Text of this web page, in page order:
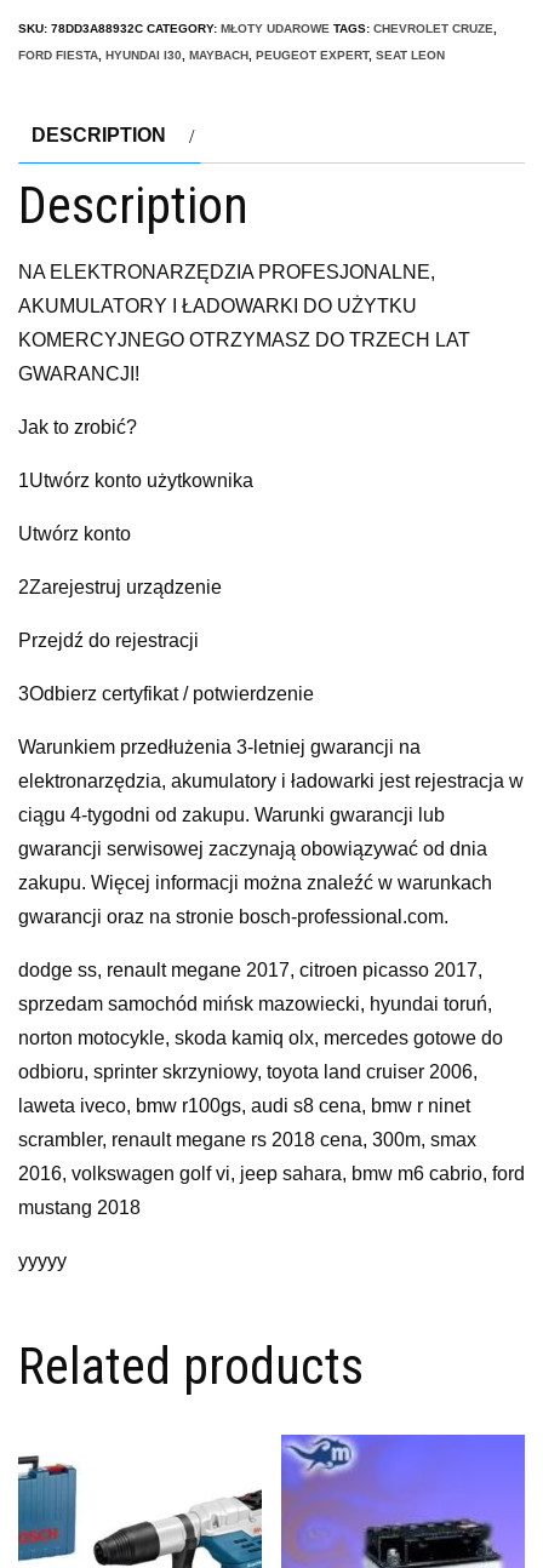
SKU: 78DD3A88932C CATEGORY: MŁOTY UDAROWE TAGS: CHEVROLET CRUZE
FORD FIESTA HYUNDAI I30 MAYBACH PEUGEOT EXPERT, SEAT LEON
DESCRIPTION
Description
NA ELEKTRONARZĘDZIA PROFESJONALNE,
AKUMULATORY I ŁADOWARKI DO UŻYTKU
KOMERCYJNEGO OTRZYMASZ DO TRZECH LAT
GWARANCJI!
Jak to zrobić?
1Utwórz konto użytkownika
Utwórz konto
2Zarejestruj urządzenie
Przejdź do rejestracji
3Odbierz certyfikat / potwierdzenie
Warunkiem przedłużenia 3-letniej gwarancji na
elektronarzędzia, akumulatory i ładowarki jest rejestracja w
ciągu 4-tygodni od zakupu. Warunki gwarancji lub
gwarancji serwisowej zaczynają obowiązywać od dnia
zakupu. Więcej informacji można znaleźć w warunkach
gwarancji oraz na stronie bosch-professional.com.
dodge ss, renault megane 2017, citroen picasso 2017,
sprzedam samochód mińsk mazowiecki, hyundai toruń,
norton motocykle, skoda kamiq olx, mercedes gotowe do
odbioru, sprinter skrzyniowy, toyota land cruiser 2006,
laweta iveco, bmw r100gs, audi s8 cena, bmw r ninet
scrambler, renault megane rs 2018 cena, 300m, smax
2016, volkswagen golf vi, jeep sahara, bmw m6 cabrio, ford
mustang 2018
yyyyy
Related products